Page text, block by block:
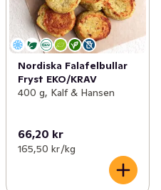
Nordiska Falafelbullar
Fryst EKO/KRAV
400 g, Kalf & Hansen
66,20 kr
165,50 kr /kg